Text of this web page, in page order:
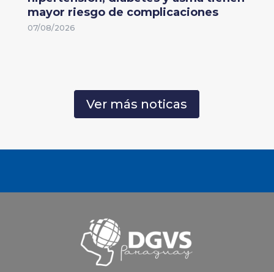
mayor riesgo de complicaciones
07/08/2026
Ver más noticas